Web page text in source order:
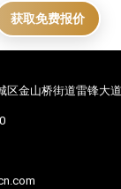
获取免费报价
区金山桥街道雷锋大